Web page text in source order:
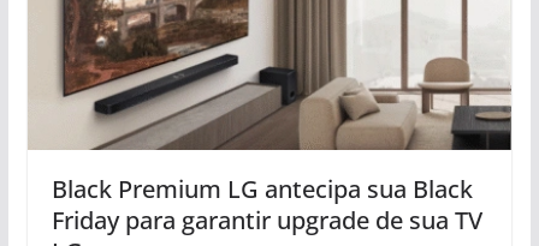
Black Premium LG antecipa sua Black
Friday para garantir upgrade de sua TV